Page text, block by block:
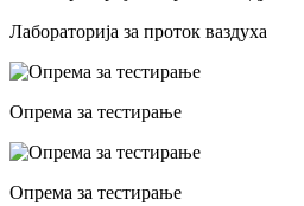
Лабораторија за проток ваздуха
Опрема за тестирање
Опрема за тестирање